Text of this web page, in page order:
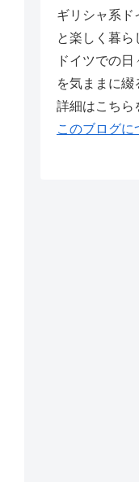
ギリシャ系ド
と楽しく暮ら
ドイツでの
を気ままに綴
詳細はこちら
このブログに